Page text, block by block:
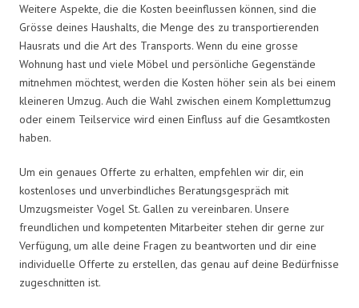
Weitere Aspekte, die die Kosten beeinflussen können, sind die
Grösse deines Haushalts, die Menge des zu transportierenden
Hausrats und die Art des Transports. Wenn du eine grosse
Wohnung hast und viele Möbel und persönliche Gegenstände
mitnehmen möchtest, werden die Kosten höher sein als bei einem
kleineren Umzug. Auch die Wahl zwischen einem Komplettumzug
oder einem Teilservice wird einen Einfluss auf die Gesamtkosten
haben.
Um ein genaues Offerte zu erhalten, empfehlen wir dir, ein
kostenloses und unverbindliches Beratungsgespräch mit
Umzugsmeister Vogel St. Gallen zu vereinbaren. Unsere
freundlichen und kompetenten Mitarbeiter stehen dir gerne zur
Verfügung, um alle deine Fragen zu beantworten und dir eine
individuelle Offerte zu erstellen, das genau auf deine Bedürfnisse
zugeschnitten ist.